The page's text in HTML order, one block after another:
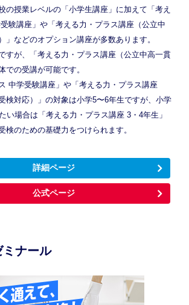
の授業レベルの「小学生講座」に加えて「考え
験講座」や「考える力・プラス講座（公立中
」などのオプション講座が多数あります。
すが、「考える力・プラス講座（公立中高一貫
での受講が可能です。
中学受験講座」や「考える力・プラス講座
検対応）」の対象は小学5〜6年生ですが、小学
い場合は「考える力・プラス講座 3・4年生」
検のための基礎力をつけられます。
詳細ページ
公式ページ
ミナール